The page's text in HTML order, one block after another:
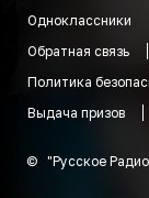
Одноклассники
Обратная связь
Политика
Выдача призов
© "Русское Радио